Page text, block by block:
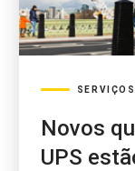
Novos
UPS